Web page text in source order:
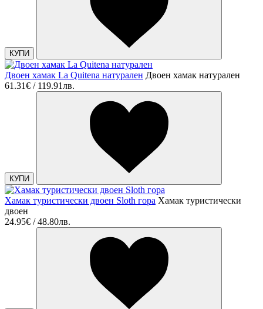
КУПИ
Двоен хамак La Quitena натурален Двоен хамак натурален
61.31€ / 119.91лв.
КУПИ
Хамак туристически двоен Sloth гора Хамак туристически
двоен
24.95€ / 48.80лв.